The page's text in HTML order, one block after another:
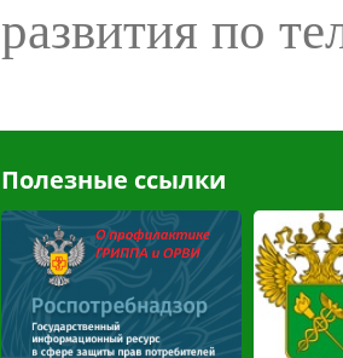
развития по
Полезные ссылки